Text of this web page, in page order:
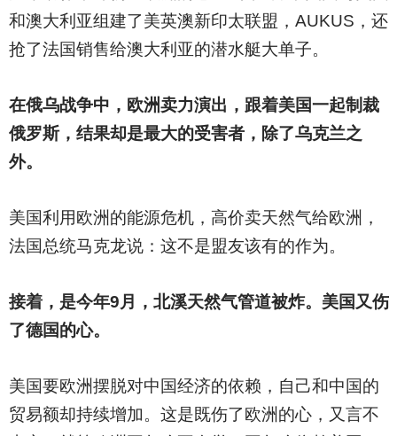
和澳大利亚组建了美英澳新印太联盟，AUKUS，还
抢了法国销售给澳大利亚的潜水艇大单子。
在俄乌战争中，欧洲卖力演出，跟着美国一起制裁
俄罗斯，结果却是最大的受害者，除了乌克兰之
外。
美国利用欧洲的能源危机，高价卖天然气给欧洲，
法国总统马克龙说：这不是盟友该有的作为。
接着，是今年9月，北溪天然气管道被炸。美国又伤
了德国的心。
美国要欧洲摆脱对中国经济的依赖，自己和中国的
贸易额却持续增加。这是既伤了欧洲的心，又言不